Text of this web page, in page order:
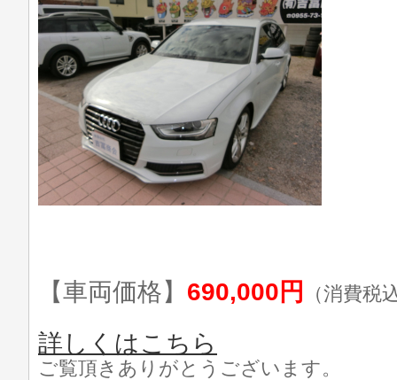
【車両価格】 690,000円 （消費税
詳しくはこちら
ご覧頂きありがとうございます。